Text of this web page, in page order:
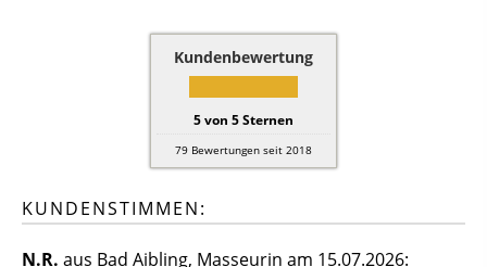
Kundenbewertung
5von 5Sternen
79 Bewertungen seit 2018
KUNDENSTIMMEN:
N.R. aus Bad Aibling, Masseurin am 15.07.2026: